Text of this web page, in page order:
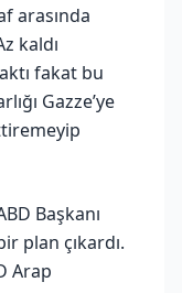
arasında
kaldı
fakat bu
Gazze’ye
Başkanı
plan çıkardı.
Arap